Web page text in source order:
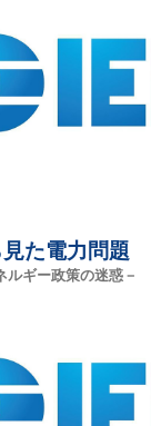
た電力問題
ルギー政策の迷惑－